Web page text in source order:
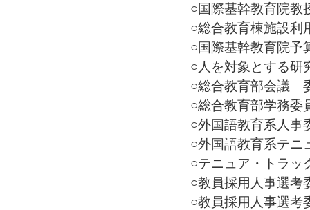
○国際基幹教育院
○総合教育棟施設
○国際基幹教育院
○人を対象とする
○総合教育部会議
○総合教育部学務
○外国語教育系人
○外国語教育系テ
○テニュア・トラ
○教員採用人事選
○教員採用人事選